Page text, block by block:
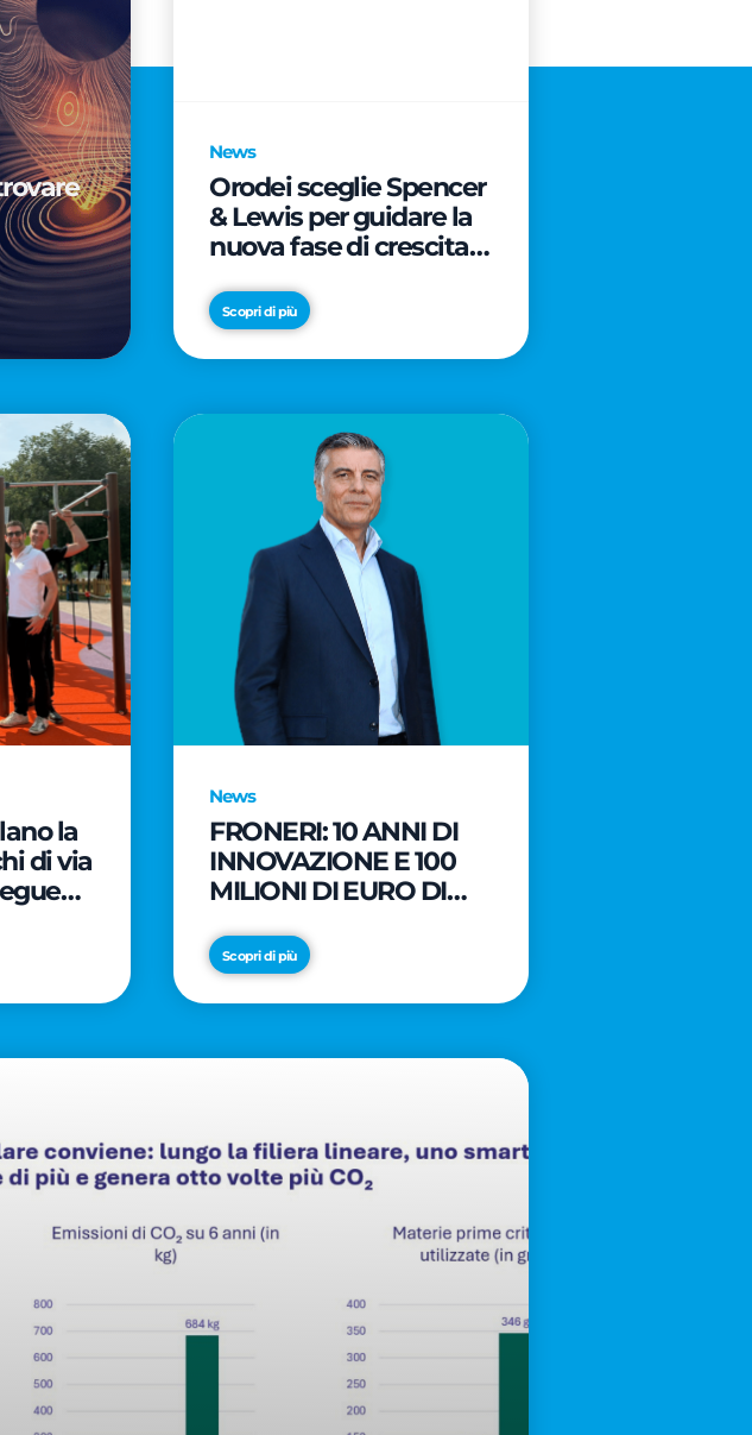
News
Orodei sceglie Spencer
& Lewis per guidare la
nuova fase di crescita e
brand
Scopri di più
la
di via
gli
News
FRONERI: 10 ANNI DI
INNOVAZIONE E 100
MILIONI DI EURO DI
PER LO SVILUPPO DEL
MERCATO ITALIANO
DEL GELATO
Scopri di più